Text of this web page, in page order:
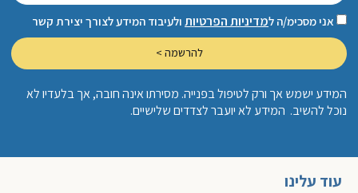
אני מסכימ/ה למדיניות הפרטיות ולעיבוד המידע לצורך יצירת קשר
להרשמה >
המידע ישמש אך ורק לטיפול בפנייה. מסירתו אינה חובה, אך בלעדיו לא
נוכל להשיב. המידע לא יועבר לצדדים שלישיים.
עוד עלינו